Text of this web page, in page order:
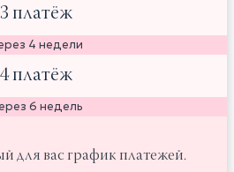
3 платёж
4 недели
4 платёж
6 недель
для вас график платежей.